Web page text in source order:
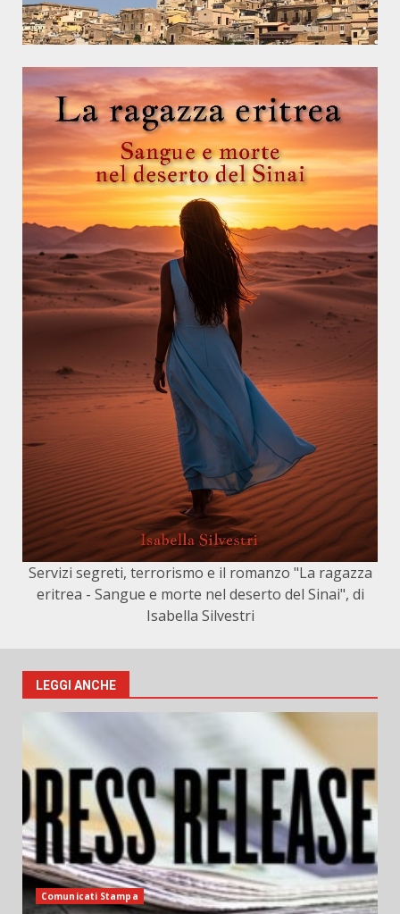
Servizi segreti, terrorismo e il romanzo "La ragazza
eritrea - Sangue e morte nel deserto del Sinai", di
Isabella Silvestri
LEGGI ANCHE
Comunicati Stampa